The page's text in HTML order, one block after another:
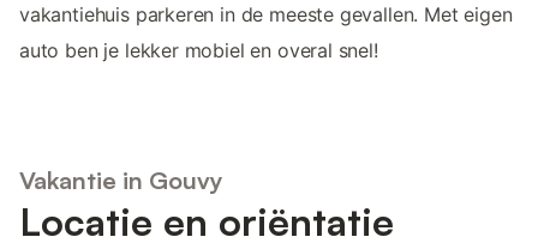
vakantiehuis parkeren in de meeste gevallen. Met eigen
auto ben je lekker mobiel en overal snel!
Vakantie in Gouvy
Locatie en oriëntatie